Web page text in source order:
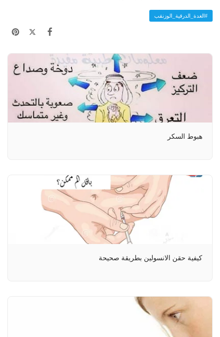
#الغدة_الدرقية_الوزنقب
هبوط السكر
كيفية حقن الانسولين بطريقة صحيحة